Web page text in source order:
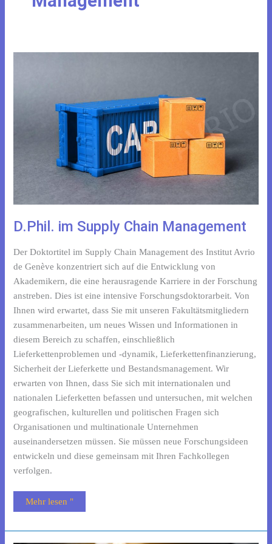
D.Phil. im Supply Chain Management
Der Doktortitel im Supply Chain Management des Institut Avrio
de Genève konzentriert sich auf die Entwicklung von
Akademikern, die eine herausragende Karriere in der Forschung
anstreben. Dies ist eine intensive Forschungsdoktorarbeit. Von
Ihnen wird erwartet, dass Sie mit unseren Fakultätsmitgliedern
zusammenarbeiten, um neues Wissen und Informationen in
diesem Bereich zu schaffen, einschließlich
Lieferkettenproblemen und -dynamik, Lieferkettenfinanzierung,
Sicherheit der Lieferkette und Bestandsmanagement. Wir
erwarten von Ihnen, dass Sie sich mit internationalen und
nationalen Lieferketten befassen und untersuchen, mit welchen
geografischen, kulturellen und politischen Fragen sich
Organisationen und multinationale Unternehmen
auseinandersetzen müssen. Sie müssen neue Forschungsideen
entwickeln und diese gemeinsam mit Ihren Fachkollegen
verfolgen.
Mehr lesen "